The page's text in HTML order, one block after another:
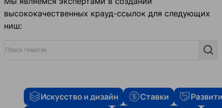
высококачественных крауд-ссылок для следующих
ниш:
Искусство и дизайн Ставки